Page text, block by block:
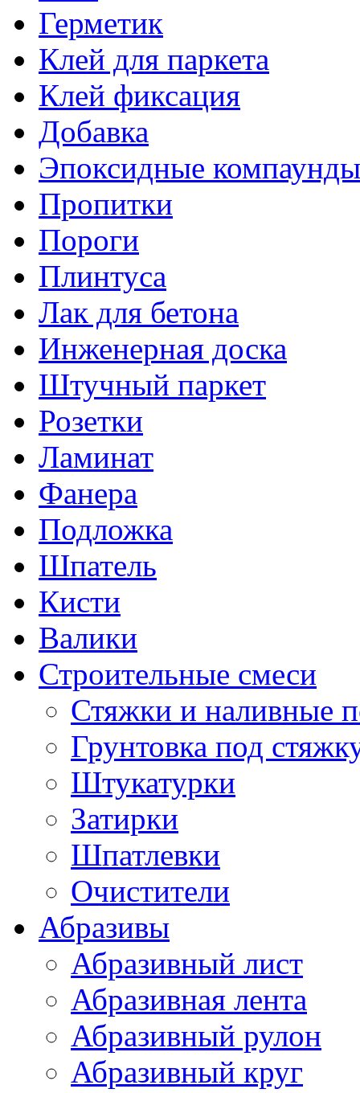
Герметик
Клей для паркета
Клей фиксация
Добавка
Эпоксидные компаунды
Пропитки
Пороги
Плинтуса
Лак для бетона
Инженерная доска
Штучный паркет
Розетки
Ламинат
Фанера
Подложка
Шпатель
Кисти
Валики
Строительные смеси
Стяжки и наливные
Грунтовка под
Штукатурки
Затирки
Шпатлевки
Очистители
Абразивы
Абразивный лист
Абразивная лента
Абразивный рулон
Абразивный круг